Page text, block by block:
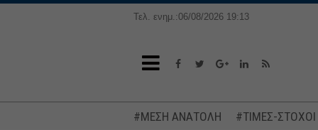
Τελ. ενημ.:06/08/2026 19:13
#ΜΕΣΗ ΑΝΑΤΟΛΗ #ΤΙΜΕΣ-